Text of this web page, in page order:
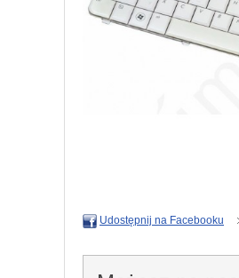
Udostępnij na Facebooku